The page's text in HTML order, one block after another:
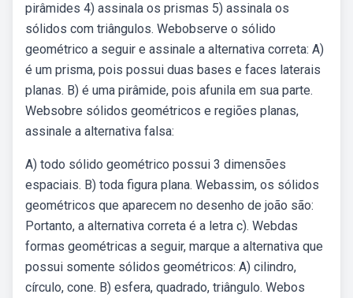
pirâmides 4) assinala os prismas 5) assinala os
sólidos com triângulos. Webobserve o sólido
geométrico a seguir e assinale a alternativa correta: A)
é um prisma, pois possui duas bases e faces laterais
planas. B) é uma pirâmide, pois afunila em sua parte.
Websobre sólidos geométricos e regiões planas,
assinale a alternativa falsa:
A) todo sólido geométrico possui 3 dimensões
espaciais. B) toda figura plana. Webassim, os sólidos
geométricos que aparecem no desenho de joão são:
Portanto, a alternativa correta é a letra c). Webdas
formas geométricas a seguir, marque a alternativa que
possui somente sólidos geométricos: A) cilindro,
círculo, cone. B) esfera, quadrado, triângulo. Webos